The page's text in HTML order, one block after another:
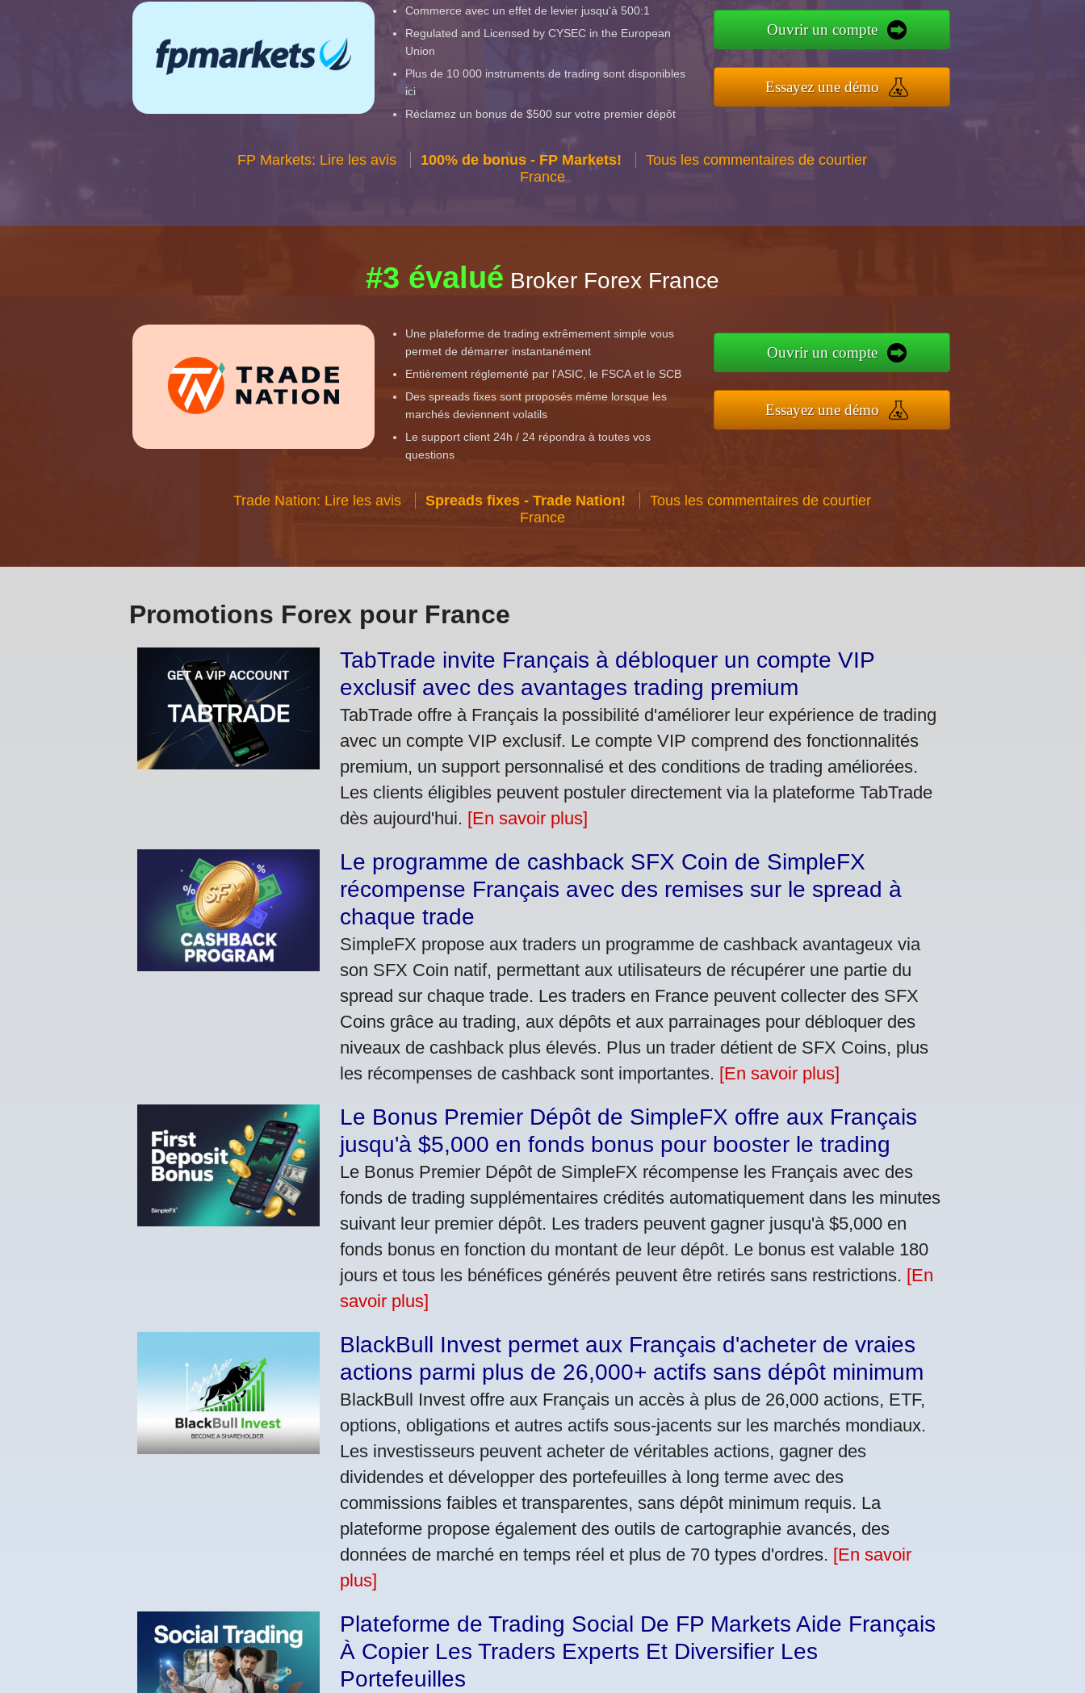
Commerce avec un effet de levier jusqu'à 500:1
Regulated and Licensed by CYSEC in the European
Union
Plus de 10 000 instruments de trading sont disponibles
ici
Réclamez un bonus de $500 sur votre premier dépôt
Ouvrir un compte
Essayez une démo
FP Markets: Lire les avis 100% de bonus - FP Markets!
Tous les commentaires de courtier
France
#3 évalué Broker Forex France
Une plateforme de trading extrêmement simple vous
permet de démarrer instantanément
Entièrement réglementé par l'ASIC, le FSCA et le SCB
Des spreads fixes sont proposés même lorsque les
marchés deviennent volatils
Le support client 24h / 24 répondra à toutes vos
questions
Ouvrir un compte
Essayez une démo
Trade Nation: Lire les avis Spreads fixes - Trade Nation!
Tous les commentaires de courtier
France
Promotions Forex pour France
TabTrade invite Français à débloquer un compte VIP
exclusif avec des avantages trading premium
TabTrade offre à Français la possibilité d'améliorer leur expérience de trading
avec un compte VIP exclusif. Le compte VIP comprend des fonctionnalités
premium, un support personnalisé et des conditions de trading améliorées.
Les clients éligibles peuvent postuler directement via la plateforme TabTrade
dès aujourd'hui. [En savoir plus]
Le programme de cashback SFX Coin de SimpleFX
récompense Français avec des remises sur le spread à
chaque trade
SimpleFX propose aux traders un programme de cashback avantageux via
son SFX Coin natif, permettant aux utilisateurs de récupérer une partie du
spread sur chaque trade. Les traders en France peuvent collecter des SFX
Coins grâce au trading, aux dépôts et aux parrainages pour débloquer des
niveaux de cashback plus élevés. Plus un trader détient de SFX Coins, plus
les récompenses de cashback sont importantes. [En savoir plus]
Le Bonus Premier Dépôt de SimpleFX offre aux Français
jusqu'à $5,000 en fonds bonus pour booster le trading
Le Bonus Premier Dépôt de SimpleFX récompense les Français avec des
fonds de trading supplémentaires crédités automatiquement dans les minutes
suivant leur premier dépôt. Les traders peuvent gagner jusqu'à $5,000 en
fonds bonus en fonction du montant de leur dépôt. Le bonus est valable 180
jours et tous les bénéfices générés peuvent être retirés sans restrictions. [En
savoir plus]
BlackBull Invest permet aux Français d'acheter de vraies
actions parmi plus de 26,000+ actifs sans dépôt minimum
BlackBull Invest offre aux Français un accès à plus de 26,000 actions, ETF,
options, obligations et autres actifs sous-jacents sur les marchés mondiaux.
Les investisseurs peuvent acheter de véritables actions, gagner des
dividendes et développer des portefeuilles à long terme avec des
commissions faibles et transparentes, sans dépôt minimum requis. La
plateforme propose également des outils de cartographie avancés, des
données de marché en temps réel et plus de 70 types d'ordres. [En savoir
plus]
Plateforme de Trading Social De FP Markets Aide Français
À Copier Les Traders Experts Et Diversifier Les
Portefeuilles